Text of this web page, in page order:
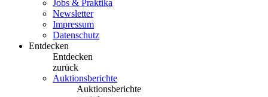
Jobs & Praktika
Newsletter
Impressum
Datenschutz
Entdecken
Entdecken
zurück
Auktionsberichte
Auktionsberichte